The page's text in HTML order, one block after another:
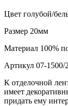
Цвет голубой/
Размер 20мм
Материал 100%
Артикул 07-1500/
К отделочной
имеет
придать ему